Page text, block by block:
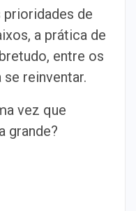
prioridades de
a prática de
entre os
reinventar.
vez que
grande?